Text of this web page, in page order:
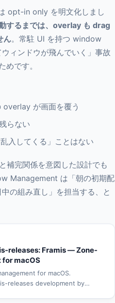
opt-in only を明文化しまし
するまでは、overlay も drag
ん。常駐 UI を持つ window
ィンドウが飛んでいく」事故
めです。
が画面を覆う
らない
入してくる」ことはない
補完関係を意図した設計でも
Management は「朝の初期配
の組み直し」を担当する、と
releases: Framis — Zone-
macOS
for macOS.
releases development by